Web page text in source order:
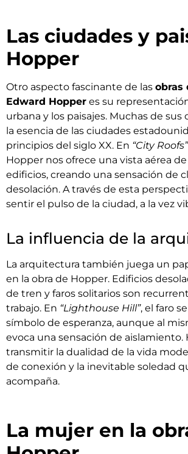
Las ciudades y
Hopper
Otro aspecto fascinante de las obras
Edward Hopper es su
urbana y los paisajes. Muchas de sus
la esencia de las ciudades
principios del siglo XX. En “City Roofs”
Hopper nos ofrece una vista aérea
edificios, creando una sensación de
desolación. A través de esta
sentir el pulso de la ciudad, a la vez
La influencia de la
La arquitectura también juega un
en la obra de Hopper. Edificios
de tren y faros solitarios son
trabajo. En “Lighthouse Hill”, el faro
símbolo de esperanza, aunque al
evoca una sensación de aislamiento.
transmitir la dualidad de la vida
de conexión y la inevitable soledad
acompaña.
La mujer en la